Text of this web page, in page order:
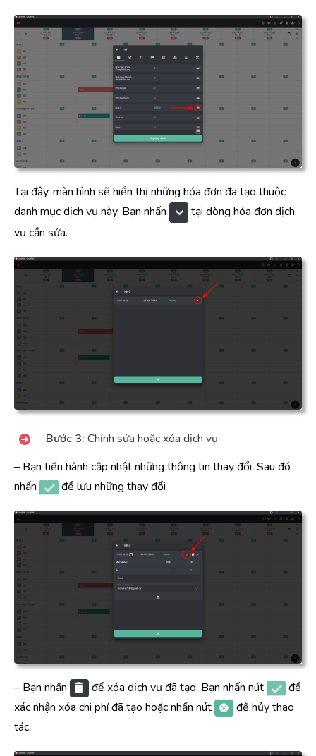
Tại đây, màn hình sẽ hiển thị những hóa đơn đã tạo thuộc
danh mục dịch vụ này. Bạn nhấn
tại dòng hóa đơn dịch
vụ cần sửa.
Bước 3: Chỉnh sửa hoặc xóa dịch vụ
– Bạn tiến hành cập nhật những thông tin thay đổi. Sau đó
nhấn
để lưu những thay đổi
– Bạn nhấn để xóa dịch vụ đã tạo. Bạn nhấn nút
để
xác nhận xóa chi phí đã tạo hoặc nhấn nút
để hủy thao
tác.